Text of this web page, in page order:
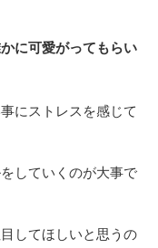
に可愛がってもらい
にストレスを感じて
していくのが大事で
してほしいと思うの